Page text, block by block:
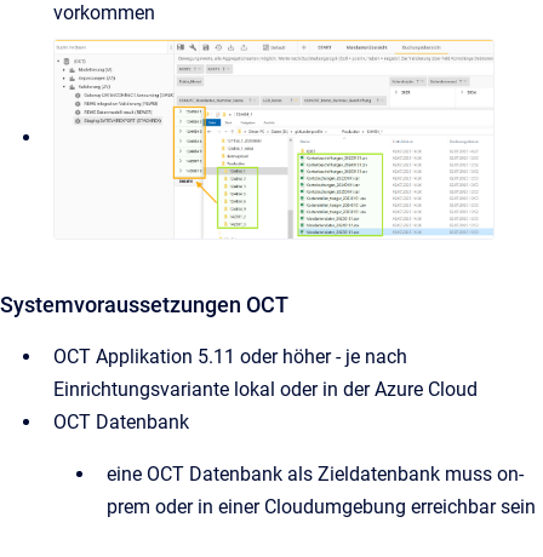
vorkommen
Systemvoraussetzungen OCT
OCT Applikation 5.11 oder höher - je nach
Einrichtungsvariante lokal oder in der Azure Cloud
OCT Datenbank
eine OCT Datenbank als Zieldatenbank muss on-
prem oder in einer Cloudumgebung erreichbar sein